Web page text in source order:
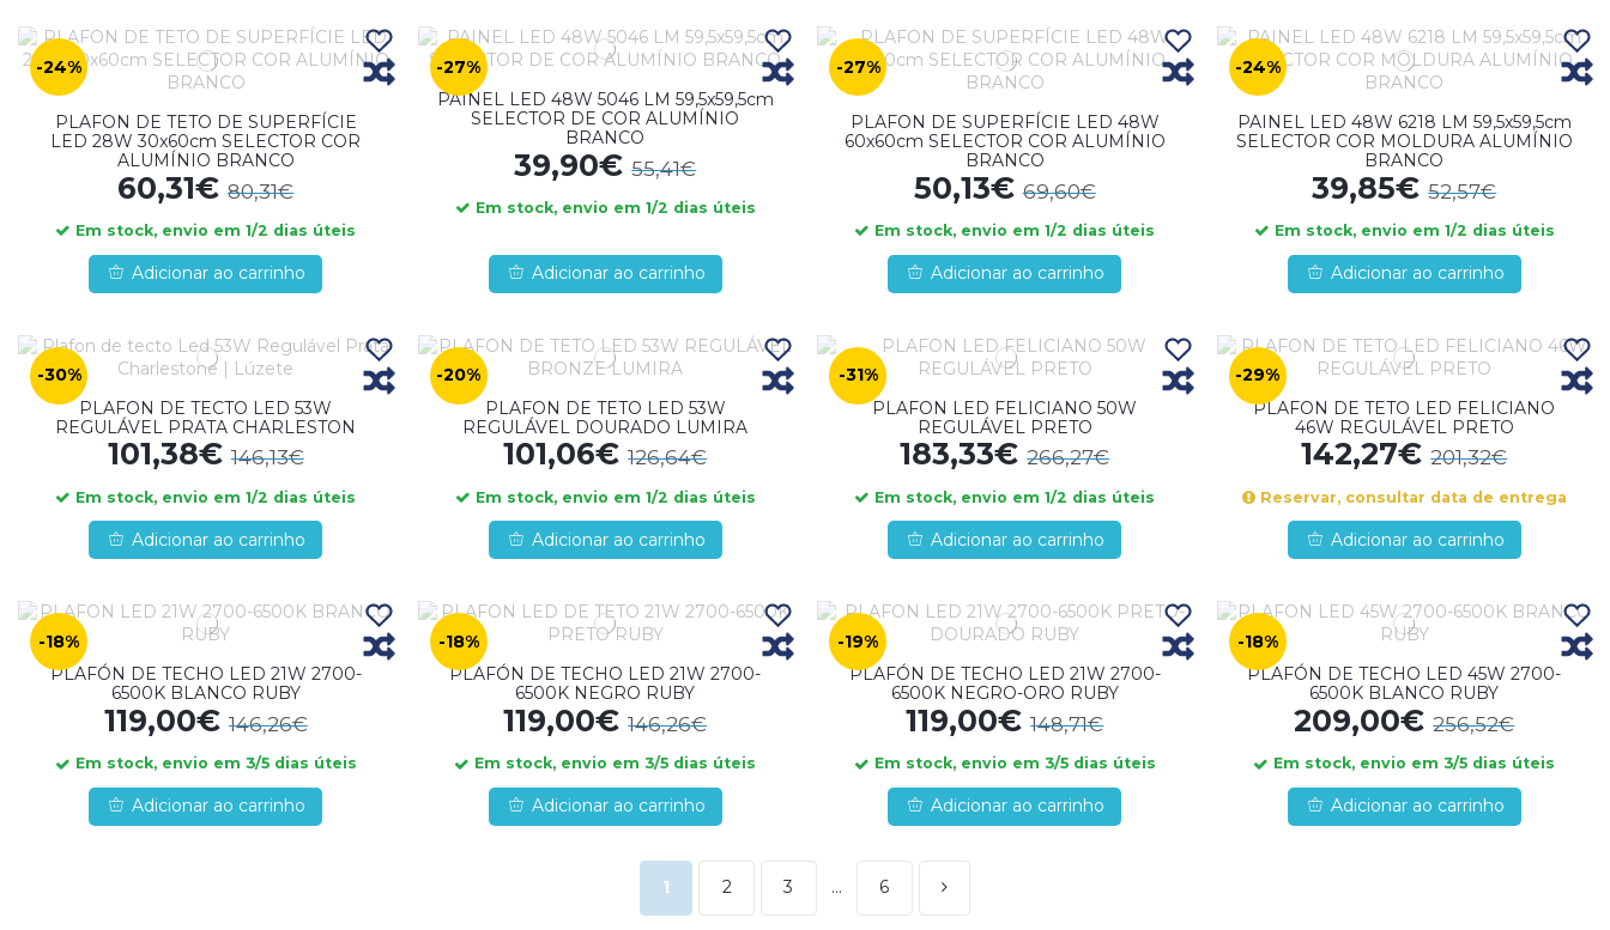
-24%
PLAFON DE TETO DE SUPERFÍCIE
LED 28W 30x60cm SELECTOR COR
ALUMÍNIO BRANCO
60,31€80,31€
Em stock, envio em 1/2 dias úteis
Adicionar ao carrinho
-27%
PAINEL LED 48W 5046 LM 59,5x59,5cm
SELECTOR DE COR ALUMÍNIO
BRANCO
39,90€55,41€
Em stock, envio em 1/2 dias úteis
Adicionar ao carrinho
-27%
PLAFON DE SUPERFÍCIE LED 48W
60x60cm SELECTOR COR ALUMÍNIO
BRANCO
50,13€69,60€
Em stock, envio em 1/2 dias úteis
Adicionar ao carrinho
-24%
PAINEL LED 48W 6218 LM 59,5x59,5cm
SELECTOR COR MOLDURA ALUMÍNIO
BRANCO
39,85€52,57€
Em stock, envio em 1/2 dias úteis
Adicionar ao carrinho
-30%
PLAFON DE TECTO LED 53W
REGULÁVEL PRATA CHARLESTON
101,38€146,13€
Em stock, envio em 1/2 dias úteis
Adicionar ao carrinho
-20%
PLAFON DE TETO LED 53W
REGULÁVEL DOURADO LUMIRA
101,06€126,64€
Em stock, envio em 1/2 dias úteis
Adicionar ao carrinho
-31%
PLAFON LED FELICIANO 50W
REGULÁVEL PRETO
183,33€266,27€
Em stock, envio em 1/2 dias úteis
Adicionar ao carrinho
-29%
PLAFON DE TETO LED FELICIANO
46W REGULÁVEL PRETO
142,27€201,32€
Reservar, consultar data de entrega
Adicionar ao carrinho
-18%
PLAFÓN DE TECHO LED 21W 2700-
6500K BLANCO RUBY
119,00€146,26€
Em stock, envio em 3/5 dias úteis
Adicionar ao carrinho
-18%
PLAFÓN DE TECHO LED 21W 2700-
6500K NEGRO RUBY
119,00€146,26€
Em stock, envio em 3/5 dias úteis
Adicionar ao carrinho
-19%
PLAFÓN DE TECHO LED 21W 2700-
6500K NEGRO-ORO RUBY
119,00€148,71€
Em stock, envio em 3/5 dias úteis
Adicionar ao carrinho
-18%
PLAFÓN DE TECHO LED 45W 2700-
6500K BLANCO RUBY
209,00€256,52€
Em stock, envio em 3/5 dias úteis
Adicionar ao carrinho
1 2 3 … 6